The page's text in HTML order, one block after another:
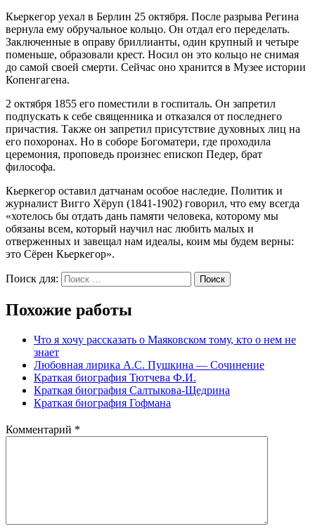
Кьеркегор уехал в Берлин 25 октября. После разрыва Регина
вернула ему обручальное кольцо. Он отдал его переделать.
Заключенные в оправу бриллианты, один крупный и четыре
поменьше, образовали крест. Носил он это кольцo не снимая
до самой своей смерти. Сейчас оно хранится в Музее истории
Копенгагена.
2 октября 1855 его поместили в госпиталь. Он запретил
подпускать к себе священника и отказался от последнего
причастия. Также он запретил присутствие духовных лиц на
его похоронах. Но в соборе Богоматери, где проходила
церемония, проповедь произнес епископ Педер, брат
философа.
Кьеркегор оставил датчанам особое наследие. Политик и
журналист Вигго Хёруп (1841-1902) говорил, что ему всегда
«хотелось бы отдать дань памяти человека, которому мы
обязаны всем, который научил нас любить малых и
отверженных и завещал нам идеалы, коим мы будем верны:
это Сёрен Кьеркегор».
Поиск для: Поиск
Похожие работы
Что я хочу рассказать о Маяковском тому, кто о нем не
знает
Любовная лирика А.С. Пушкина ― Сочинение
Краткая биография Тютчева Ф.И.
Краткая биография Салтыкова-Щедрина
Краткая биография Гофмана
Комментарий *